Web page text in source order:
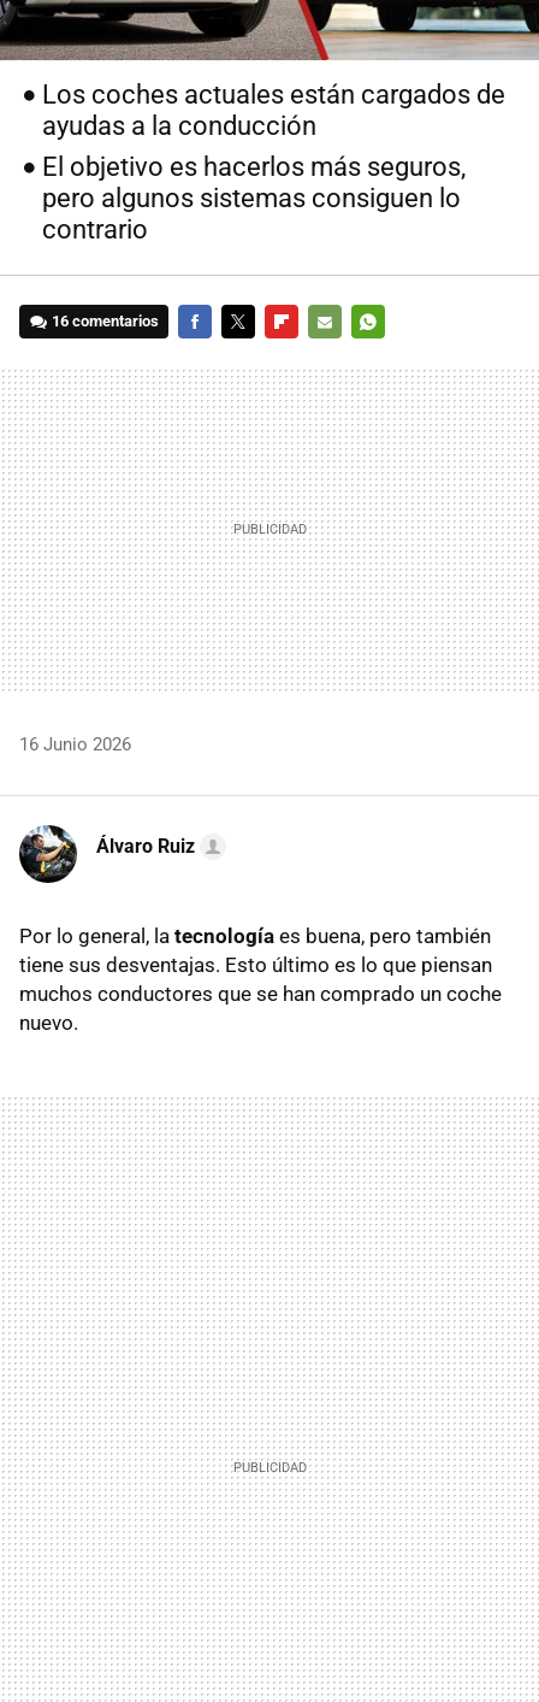
Los coches actuales están cargados de
ayudas a la conducción
El objetivo es hacerlos más seguros,
pero algunos sistemas consiguen lo
contrario
16 comentarios
MAIL
16 Junio 2026
Álvaro Ruiz
Por lo general, la tecnología es buena, pero también
tiene sus desventajas. Esto último es lo que piensan
muchos conductores que se han comprado un coche
nuevo.